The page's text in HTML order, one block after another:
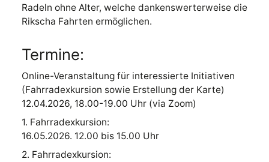
Radeln ohne Alter, welche dankenswerterweise die
Rikscha Fahrten ermöglichen.
Termine:
Online-Veranstaltung für interessierte Initiativen
(Fahrradexkursion sowie Erstellung der Karte)
12.04.2026, 18.00-19.00 Uhr (via Zoom)
1. Fahrradexkursion:
16.05.2026. 12.00 bis 15.00 Uhr
2. Fahrradexkursion: